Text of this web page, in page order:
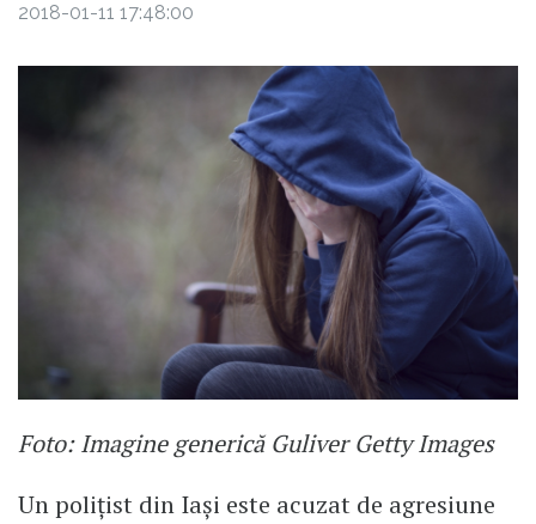
2018-01-11 17:48:00
Foto: Imagine generică Guliver Getty Images
Un polițist din Iași este acuzat de agresiune